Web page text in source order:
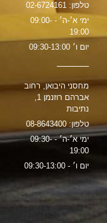
טלפון: 02-6724161
ימי א׳-ה׳ - 09:00-
19:00
יום ו׳ 09:30-13:00
מחסני היבואן, רחוב
אברהם רוזנמן 1,
נתיבות
טלפון: 08-8643400
ימי א׳-ה׳ - 09:30-
19:00
יום ו׳ - 09:30-13:00